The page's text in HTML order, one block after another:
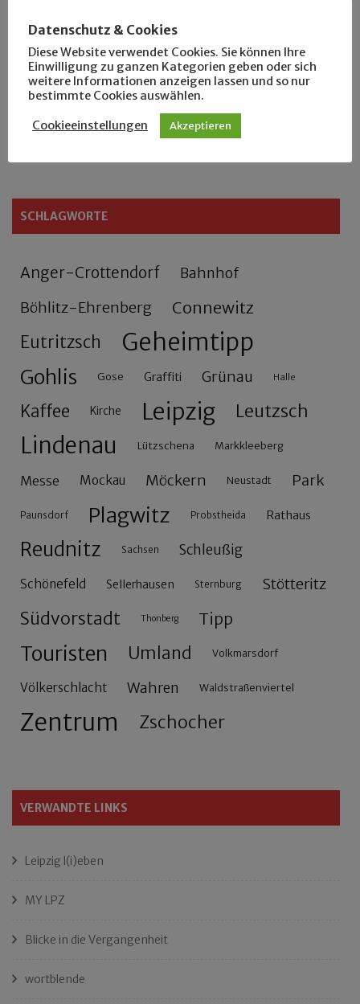
Der Leipziger Schmiedetag von 1904
Rennfahrer in Schönefeld und Zschocher
Zu Fuß durch Anger-Crottendorf
Sammler- und Wanderfreund Hardy
SCHLAGWORTE
Anger-Crottendorf Bahnhof
Böhlitz-Ehrenberg Connewitz
Eutritzsch Geheimtipp
Gohlis Gose Graffiti Grünau Halle
Kaffee Kirche Leipzig Leutzsch
Lindenau Lützschena Markkleeberg
Messe Mockau Möckern Neustadt Park
Paunsdorf Plagwitz Probstheida Rathaus
Reudnitz Sachsen Schleußig
Schönefeld Sellerhausen Sternburg Stötteritz
Südvorstadt Thonberg Tipp
Touristen Umland Volkmarsdorf
Völkerschlacht Wahren Waldstraßenviertel
Zentrum Zschocher
VERWANDTE LINKS
Leipzig l(i)eben
MY LPZ
Blicke in die Vergangenheit
wortblende
Datenschutz & Cookies
Diese Website verwendet Cookies. Sie können Ihre
Einwilligung zu ganzen Kategorien geben oder sich
weitere Informationen anzeigen lassen und so nur
bestimmte Cookies auswählen.
Cookieeinstellungen Akzeptieren